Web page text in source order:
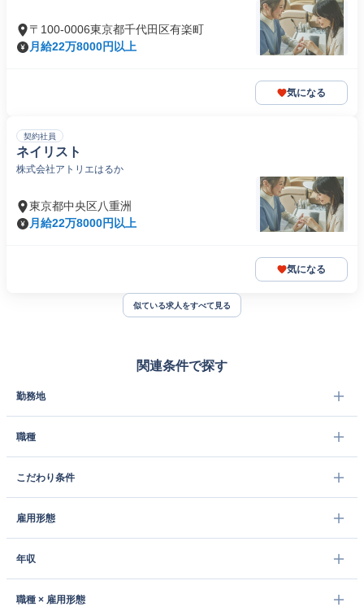
〒100-0006東京都千代田区有楽町
月給22万8000円以上
気になる
契約社員
ネイリスト
株式会社アトリエはるか
東京都中央区八重洲
月給22万8000円以上
気になる
似ている求人をすべて見る
関連条件で探す
勤務地
職種
こだわり条件
雇用形態
年収
職種 × 雇用形態